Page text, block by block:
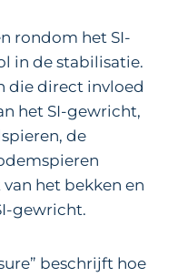
rondom het SI-
in de stabilisatie.
die direct invloed
het SI-gewricht,
de
het bekken en
gewricht.
beschrijft hoe